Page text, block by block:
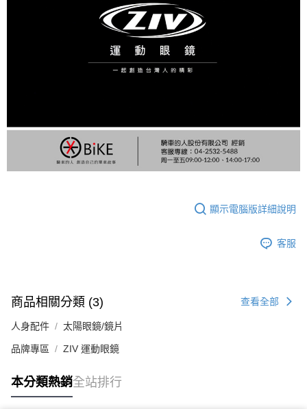
顯示電腦版詳細說明
客服
商品相關分類 (3) 查看全部
人身配件 太陽眼鏡/鏡片
品牌專區 ZIV 運動眼鏡
本分類熱銷全站排行